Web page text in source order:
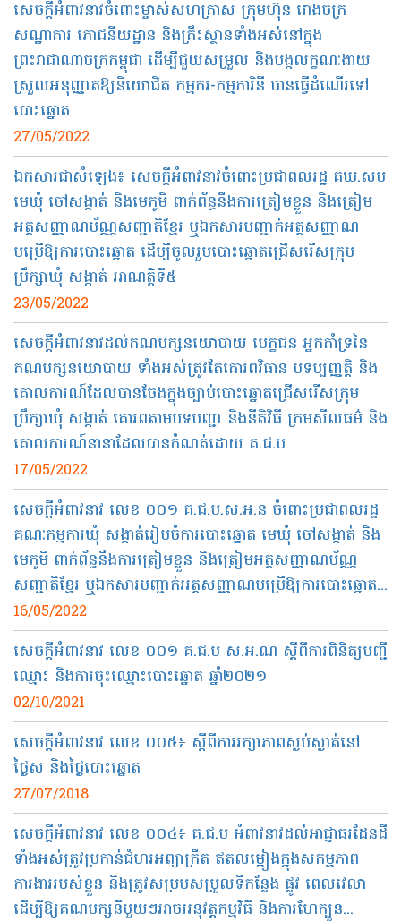
សេចក្តីអំពាវនាវចំពោះម្ចាស់សហគ្រាស ក្រុមហ៊ុន រោងចក្រ
សណ្ឋាគារ ភោជនីយដ្ឋាន និងគ្រឹះស្ថានទាំងអស់នៅក្នុង
ព្រះរាជាណាចក្រកម្ពុជា ដើម្បីជួយសម្រួល និងបង្កលក្ខណៈងាយ
ស្រួលអនុញ្ញាតឱ្យនិយោជិត កម្មករ-កម្មការិនី បានធ្វើដំណើរទៅ
បោះឆ្នោត
27/05/2022
ឯកសារជាសំឡេង៖ សេចក្ដីអំពាវនាវចំពោះប្រជាពលរដ្ឋ គឃ.សប
មេឃុំ ចៅសង្កាត់ និងមេភូមិ ពាក់ព័ន្ធនឹងការត្រៀមខ្លួន និងត្រៀម
អត្តសញ្ញាណប័ណ្ណសញ្ជាតិខ្មែរ ឬឯកសារបញ្ជាក់អត្តសញ្ញាណ
បម្រើឱ្យការបោះឆ្នោត ដើម្បីចូលរួមបោះឆ្នោតជ្រើសរើសក្រុម
ប្រឹក្សាឃុំ សង្កាត់ អាណត្តិទី៥
23/05/2022
សេចក្តីអំពាវនាវដល់គណបក្សនយោបាយ បេក្ខជន អ្នកគាំទ្រនៃ
គណបក្សនយោបាយ ទាំងអស់ត្រូវតែគោរពវិធាន បទប្បញ្ញត្តិ និង
គោលការណ៍ដែលបានចែងក្នុងច្បាប់បោះឆ្នោតជ្រើសរើសក្រុម
ប្រឹក្សាឃុំ សង្កាត់ គោរពតាមបទបញ្ជា និងនីតិវិធី ក្រមសីលធម៌ និង
គោលការណ៍នានាដែលបានកំណត់ដោយ គ.ជ.ប
17/05/2022
សេចក្ដីអំពាវនាវ លេខ ០០១ គ.ជ.ប.ស.អ.ន ចំពោះប្រជាពលរដ្ឋ
គណៈកម្មការឃុំ សង្កាត់រៀបចំការបោះឆ្នោត មេឃុំ ចៅសង្កាត់ និង
មេភូមិ ពាក់ព័ន្ធនឹងការត្រៀមខ្លួន និងត្រៀមអត្តសញ្ញាណប័ណ្ណ
សញ្ជាតិខ្មែរ ឬឯកសារបញ្ជាក់អត្តសញ្ញាណបម្រើឱ្យការបោះឆ្នោត...
16/05/2022
សេចក្តីអំពាវនាវ​ លេខ ០០១ គ.ជ.ប ស.អ.ណ ស្ដីពីការពិនិត្យបញ្ជី
ឈ្មោះ និងការចុះឈ្មោះបោះឆ្នោត ឆ្នាំ២០២១
02/10/2021
សេចក្ដីអំពាវនាវ​ លេខ ០០៥​៖ ស្ដីពីការរក្សាភាពស្ងប់ស្ងាត់​នៅ
ថ្ងៃស និង​ថ្ងៃបោះឆ្នោត
27/07/2018
សេចក្ដីអំពាវនាវ លេខ ០០៤​​៖ គ.ជ.ប អំពាវនាវ​ដល់​អាជ្ញាធរដែនដី​
ទាំងអស់​ត្រូវប្រកាន់​ជំហរ​អព្យាក្រឹត ឥតលម្អៀង​ក្នុង​សកម្មភាព​
ការងារ​របស់​ខ្លួន​ និង​ត្រូវសម្របសម្រួល​ទី​កន្លែង​ ផ្លូវ​ ពេលវេលា
ដើម្បី​ឱ្យ​គណបក្ស​នីមួយៗ​អាចអនុវត្ត​កម្មវិធី​ និង​ការហែ​ក្បួន​...